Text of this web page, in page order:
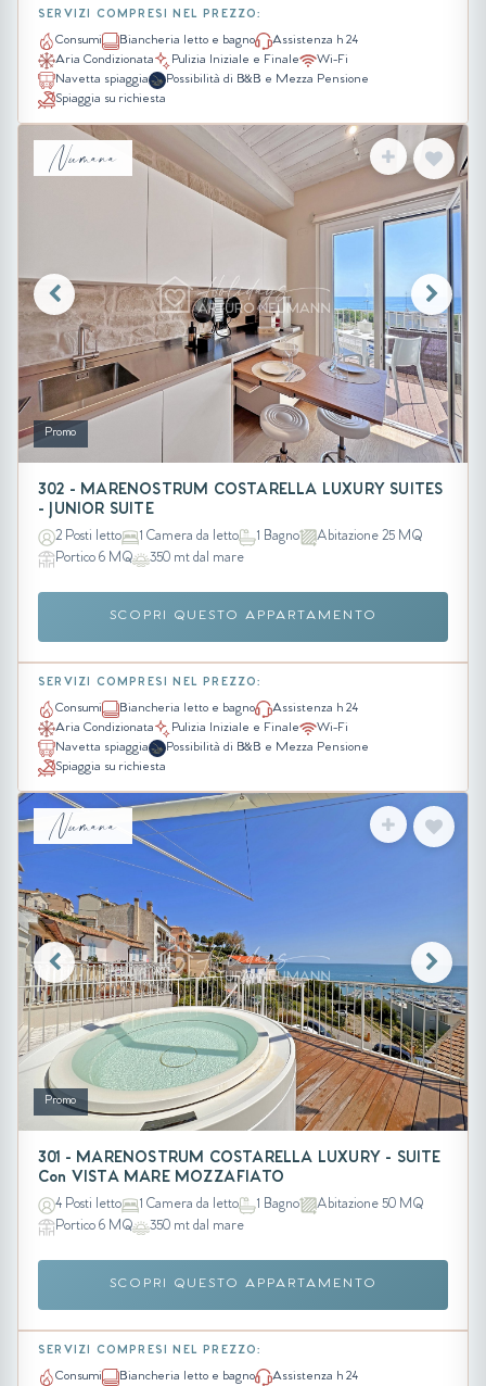
SERVIZI COMPRESI NEL PREZZO:
Consumi Biancheria letto e bagno
Assistenza h 24
Aria Condizionata
Pulizia Iniziale e Finale
Wi-Fi
Navetta spiaggia
Possibilità di B&B e Mezza Pensione
Spiaggia su richiesta
Numana
Promo
302 - MARENOSTRUM COSTARELLA LUXURY SUITES
- JUNIOR SUITE
2 Posti letto 1 Camera da letto 1 Bagno
Abitazione 25 MQ
Portico 6 MQ
350 mt dal mare
SCOPRI QUESTO APPARTAMENTO
SERVIZI COMPRESI NEL PREZZO:
Consumi Biancheria letto e bagno
Assistenza h 24
Aria Condizionata
Pulizia Iniziale e Finale
Wi-Fi
Navetta spiaggia
Possibilità di B&B e Mezza Pensione
Spiaggia su richiesta
Numana
Promo
301 - MARENOSTRUM COSTARELLA LUXURY - SUITE
Con VISTA MARE MOZZAFIATO
4 Posti letto 1 Camera da letto 1 Bagno
Abitazione 50 MQ
Portico 6 MQ
350 mt dal mare
SCOPRI QUESTO APPARTAMENTO
SERVIZI COMPRESI NEL PREZZO:
Consumi Biancheria letto e bagno
Assistenza h 24